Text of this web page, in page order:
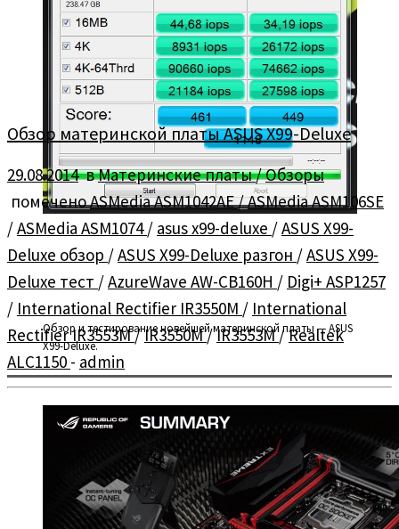
Обзор и тестирование новейшей материнской платы — ASUS
X99-Deluxe.
Обзор материнской платы ASUS X99-Deluxe
29.08.2014вМатеринские платы/Обзоры
помеченоASMedia ASM1042AE/ASMedia ASM106SE
/ASMedia ASM1074/ asus x99-deluxe /ASUS X99-
Deluxe обзор /ASUS X99-Deluxe разгон /ASUS X99-
Deluxe тест /AzureWave AW-CB160H / Digi+ ASP1257
/ International Rectifier IR3550M / International
Rectifier IR3553M/IR3550M/IR3553M/Realtek
ALC1150 - admin